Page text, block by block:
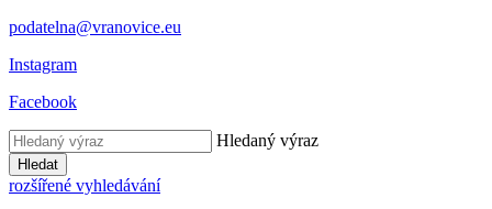
podatelna@vranovice.eu
Instagram
Facebook
Hledaný výraz
Hledat
rozšířené vyhledávání